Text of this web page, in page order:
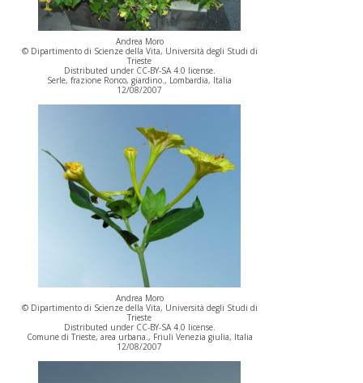
Andrea Moro
© Dipartimento di Scienze della Vita, Università degli Studi di
Trieste
Distributed under CC-BY-SA 4.0 license.
Serle, frazione Ronco, giardino., Lombardia, Italia
12/08/2007
Andrea Moro
© Dipartimento di Scienze della Vita, Università degli Studi di
Trieste
Distributed under CC-BY-SA 4.0 license.
Comune di Trieste, area urbana., Friuli Venezia giulia, Italia
12/08/2007